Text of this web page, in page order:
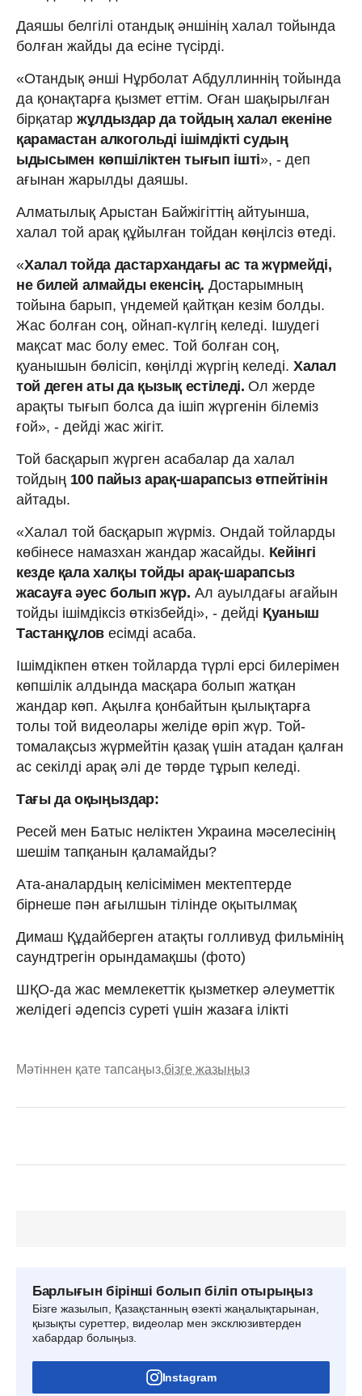
Даяшы белгілі отандық әншінің халал тойында
болған жайды да есіне түсірді.
«Отандық әнші Нұрболат Абдуллиннің тойында
да қонақтарға қызмет еттім. Оған шақырылған
бірқатар жұлдыздар да тойдың халал екеніне
қарамастан алкогольді ішімдікті судың
ыдысымен көпшіліктен тығып ішті», - деп
ағынан жарылды даяшы.
Алматылық Арыстан Байжігіттің айтуынша,
халал той арақ құйылған тойдан көңілсіз өтеді.
«Халал тойда дастархандағы ас та жүрмейді,
не билей алмайды екенсің. Достарымның
тойына барып, үндемей қайтқан кезім болды.
Жас болған соң, ойнап-күлгің келеді. Ішудегі
мақсат мас болу емес. Той болған соң,
қуанышын бөлісіп, көңілді жүргің келеді. Халал
той деген аты да қызық естіледі. Ол жерде
арақты тығып болса да ішіп жүргенін білеміз
ғой», - дейді жас жігіт.
Той басқарып жүрген асабалар да халал
тойдың 100 пайыз арақ-шарапсыз өтпейтінін
айтады.
«Халал той басқарып жүрміз. Ондай тойларды
көбінесе намазхан жандар жасайды. Кейінгі
кезде қала халқы тойды арақ-шарапсыз
жасауға әуес болып жүр. Ал ауылдағы ағайын
тойды ішімдіксіз өткізбейді», - дейді Қуаныш
Тастанқұлов есімді асаба.
Ішімдікпен өткен тойларда түрлі ерсі билерімен
көпшілік алдында масқара болып жатқан
жандар көп. Ақылға қонбайтын қылықтарға
толы той видеолары желіде өріп жүр. Той-
томалақсыз жүрмейтін қазақ үшін атадан қалған
ас секілді арақ әлі де төрде тұрып келеді.
Тағы да оқыңыздар:
Ресей мен Батыс неліктен Украина мәселесінің
шешім тапқанын қаламайды?
Ата-аналардың келісімімен мектептерде
бірнеше пән ағылшын тілінде оқытылмақ
Димаш Құдайберген атақты голливуд фильмінің
саундтрегін орындамақшы (фото)
ШҚО-да жас мемлекеттік қызметкер әлеуметтік
желідегі әдепсіз суреті үшін жазаға ілікті
Мәтіннен қате тапсаңыз,бізге жазыңыз
Барлығын бірінші болып біліп отырыңыз
Бізге жазылып, Қазақстанның өзекті жаңалықтарынан,
қызықты суреттер, видеолар мен эксклюзивтерден
хабардар болыңыз.
Instagram